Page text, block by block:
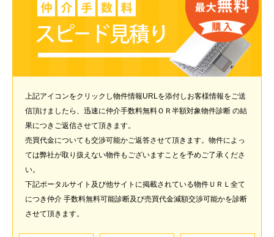
上記アイコンをクリックし物件情報URLを添付しお客様情報をご送
信頂けましたら、迅速に仲介手数料無料ＯＲ半額対象物件診断 の結
果につきご返信させて頂きます。
売買代金についても交渉可能かご返答させて頂きます。物件によっ
ては弊社が取り扱えない物件もございますことを予めご了承くださ
い。
下記ポータルサイト及び他サイトに掲載されている物件ＵＲＬ全て
につき仲介 手数料無料可能診断及び売買代金減額交渉可能かを診断
させて頂きます。